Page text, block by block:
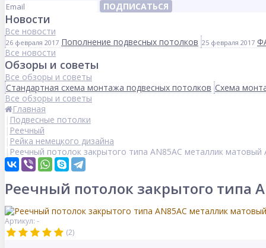
ПОДПИСАТЬСЯ
Новости
Все новости
26 февраля 2017 Пополнение подвесных потолков 25 февраля 2017
Все новости
Обзоры и советы
Все обзоры и советы
Стандартная схема монтажа подвесных потолков Схема
Все обзоры и советы
Главная
Подвесные потолки
Реечный
Рейка немецкого дизайна
Реечный потолок закрытого типа AN85AС металлик
Реечный потолок закрытого типа
Артикул: -
(2)